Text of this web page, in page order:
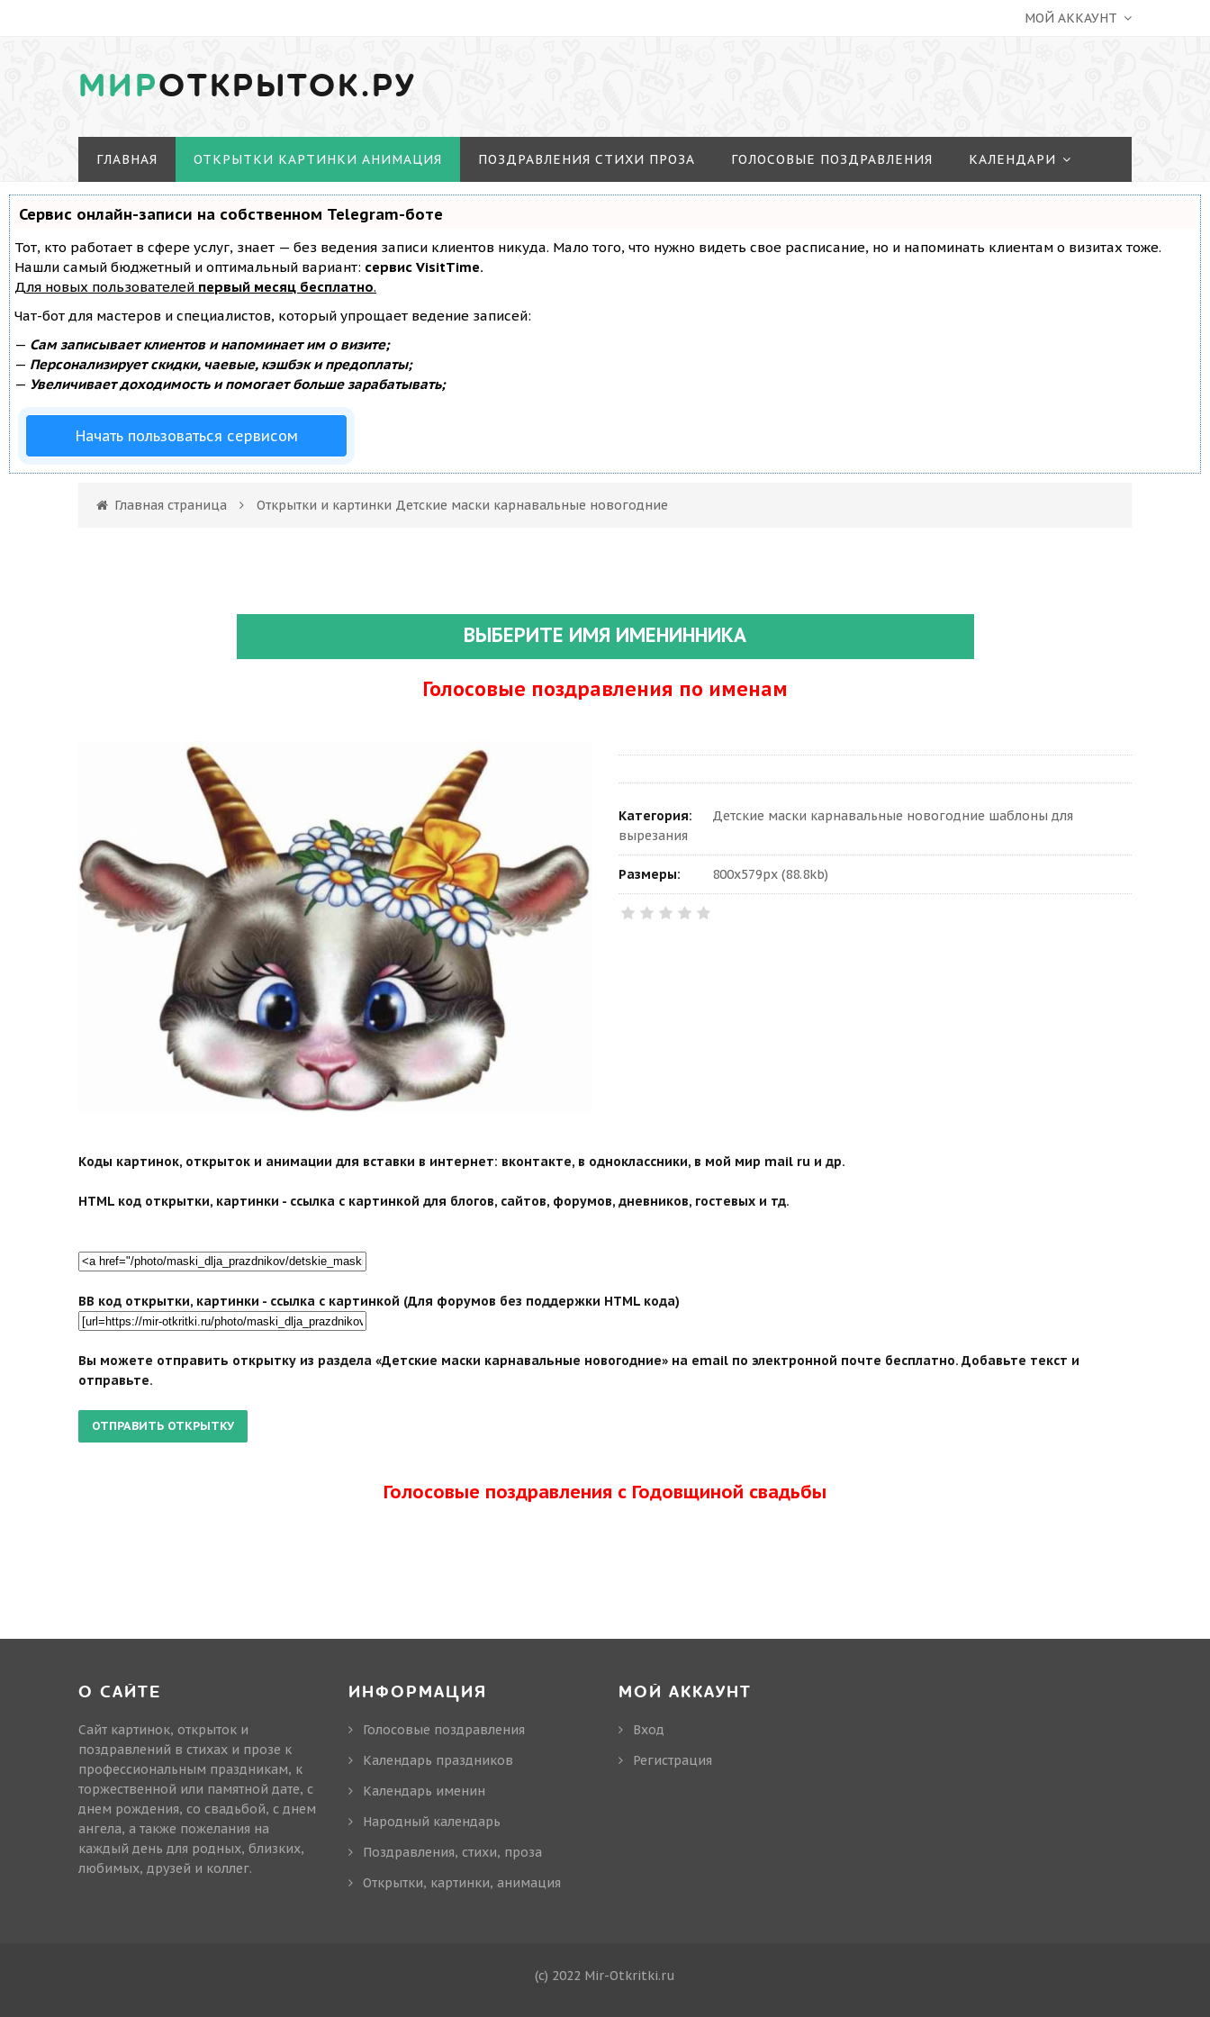
МОЙ АККАУНТ
МИРОТКРЫТОК.РУ
ГЛАВНАЯ ОТКРЫТКИ КАРТИНКИ АНИМАЦИЯ ПОЗДРАВЛЕНИЯ СТИХИ ПРОЗА ГОЛОСОВЫЕ ПОЗДРАВЛЕНИЯ КАЛЕНДАРИ
Сервис онлайн-записи на собственном Telegram-боте
Тот, кто работает в сфере услуг, знает — без ведения записи клиентов никуда. Мало того, что нужно видеть свое расписание, но и напоминать клиентам о визитах тоже.
Нашли самый бюджетный и оптимальный вариант: сервис VisitTime.
Для новых пользователей первый месяц бесплатно.
Чат-бот для мастеров и специалистов, который упрощает ведение записей:
— Сам записывает клиентов и напоминает им о визите;
— Персонализирует скидки, чаевые, кэшбэк и предоплаты;
— Увеличивает доходимость и помогает больше зарабатывать;
Начать пользоваться сервисом
Главная страница Открытки и картинки Детские маски карнавальные новогодние
ВЫБЕРИТЕ ИМЯ ИМЕНИННИКА
Голосовые поздравления по именам
Категория:
Детские маски карнавальные новогодние шаблоны для
вырезания
Размеры: 800x579px (88.8kb)
Коды картинок, открыток и анимации для вставки в интернет: вконтакте, в одноклассники, в мой мир mail ru и др.
HTML код открытки, картинки - ссылка с картинкой для блогов, сайтов, форумов, дневников, гостевых и тд.
BB код открытки, картинки - ссылка с картинкой (Для форумов без поддержки HTML кода)
Вы можете отправить открытку из раздела «Детские маски карнавальные новогодние» на email по электронной почте бесплатно. Добавьте текст и
отправьте.
Голосовые поздравления с Годовщиной свадьбы
О САЙТЕ
Сайт картинок, открыток и
поздравлений в стихах и прозе к
профессиональным праздникам, к
торжественной или памятной дате, с
днем рождения, со свадьбой, с днем
ангела, а также пожелания на
каждый день для родных, близких,
любимых, друзей и коллег.
ИНФОРМАЦИЯ
Голосовые поздравления
Календарь праздников
Календарь именин
Народный календарь
Поздравления, стихи, проза
Открытки, картинки, анимация
МОЙ АККАУНТ
Вход
Регистрация
(c) 2022 Mir-Otkritki.ru